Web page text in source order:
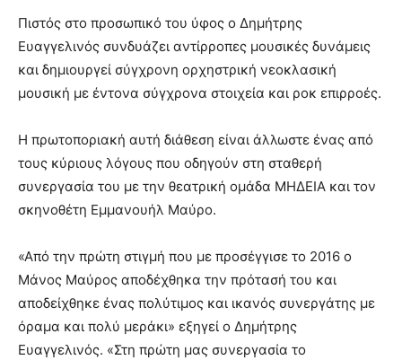
Πιστός στο προσωπικό του ύφος ο Δημήτρης
Ευαγγελινός συνδυάζει αντίρροπες μουσικές δυνάμεις
και δημιουργεί σύγχρονη ορχηστρική νεοκλασική
μουσική με έντονα σύγχρονα στοιχεία και ροκ επιρροές.
Η πρωτοποριακή αυτή διάθεση είναι άλλωστε ένας από
τους κύριους λόγους που οδηγούν στη σταθερή
συνεργασία του με την θεατρική ομάδα ΜΗΔΕΙΑ και τον
σκηνοθέτη Εμμανουήλ Μαύρο.
«Από την πρώτη στιγμή που με προσέγγισε το 2016 ο
Μάνος Μαύρος αποδέχθηκα την πρότασή του και
αποδείχθηκε ένας πολύτιμος και ικανός συνεργάτης με
όραμα και πολύ μεράκι» εξηγεί ο Δημήτρης
Ευαγγελινός. «Στη πρώτη μας συνεργασία το